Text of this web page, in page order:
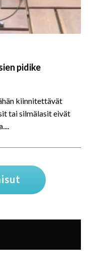
pidike
kiinnitettävät
tai silmälasit eivät